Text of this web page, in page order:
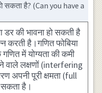
सकता है? (Can you have a
डर की भावना हो सकती है
करती है।गणित फोबिया
में योग्यता की कमी
वाले लक्षणों (interfering
अपनी पूरी क्षमता (full
है।